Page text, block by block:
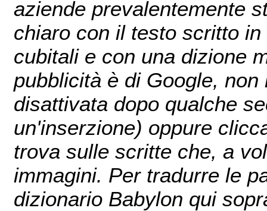
aziende prevalentemente
chiaro con il testo scritto
cubitali e con una dizione
pubblicità è di Google,
disattivata dopo qualche
un'inserzione) oppure
trova sulle scritte che, a
immagini. Per tradurre le
dizionario Babylon qui